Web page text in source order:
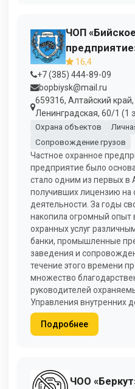
ЧОП
16,4
+7 (385) 444-89-09
bopbiysk@mail.ru
659316, Алтайский
Ленинградская, 60/1 (1
Охрана объектов
Сопровождение грузов
Частное охранное
предприятие было
стало одним из первых в
получивших лицензию на
деятельности. За годы
накопила огромный опыт
охранных услуг
банки, промышленные
заведения и
течение этого времени
множество
руководителей
Управления внутренних
Подробнее
ЧОО